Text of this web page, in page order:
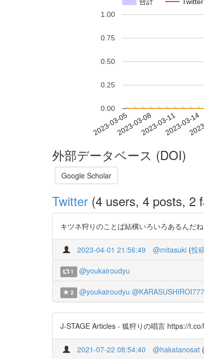
合計
2023-03-052023-03-082023-03-112023-03-14
0.00
0.25
0.50
0.75
1.00
外部データベース (DOI)
Google Scholar
Twitter (4 users, 4 posts, 2
キツネ狩りのことば結構いろいろあるんだ
2023-04-01 21:56:49 @mitasuki (投
1 @youkairoudyu
2 @youkairoudyu @KARASUSHIROI777
J-STAGE Articles - 狐狩りの唱言 https://
2021-07-22 08:54:40 @hakatanosat (